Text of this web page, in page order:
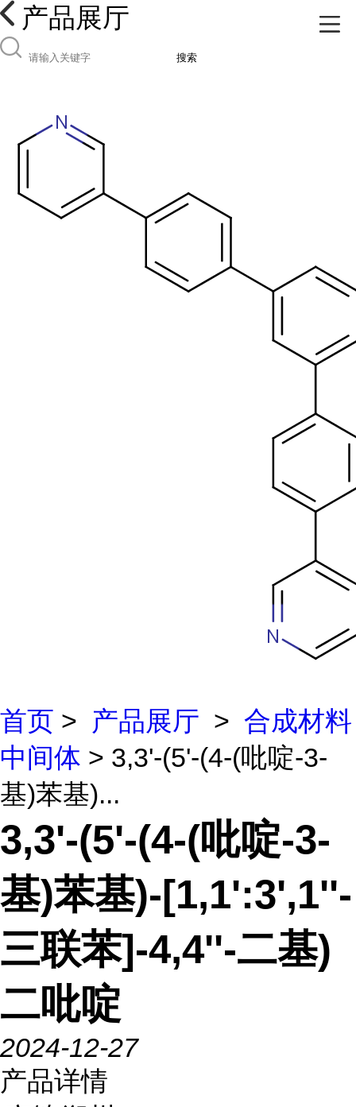
产品展厅
搜索
首页 > 产品展厅 > 合成材料
中间体 > 3,3'-(5'-(4-(吡啶-3-
基)苯基)...
3,3'-(5'-(4-(吡啶-3-
基)苯基)-[1,1':3',1''-
三联苯]-4,4''-二基)
二吡啶
2024-12-27
产品详情